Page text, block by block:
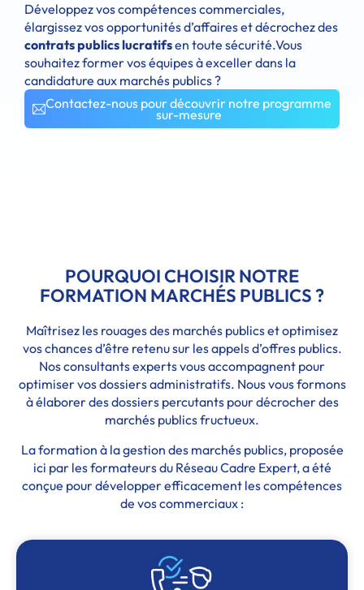
Développez vos compétences commerciales,
élargissez vos opportunités d’affaires et décrochez des
contrats publics lucratifsen toute sécurité.Vous
souhaitez former vos équipes à exceller dans la
candidature aux marchés publics?
Contactez-nous pour découvrir notre programme
sur-mesure
POURQUOI CHOISIR NOTRE
FORMATION MARCHÉS PUBLICS ?
Maîtrisez les rouages des marchés publics et optimisez
vos chances d’être retenu sur les appels d’offres publics.
Nos consultants experts vous accompagnent pour
optimiser vos dossiers administratifs. Nous vous formons
à élaborer des dossiers percutants pour décrocher des
marchés publics fructueux.
La formation à la gestion des marchés publics, proposée
ici par les formateurs du Réseau Cadre Expert, a été
conçue pour développer efficacement les compétences
de vos commerciaux :